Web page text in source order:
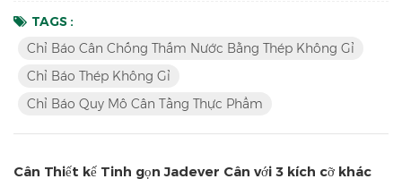
IP67, cũng có phiên bản đèn LED JIK-4ECSB. Đặc trưng: Độ
phân giải lên đến 1/30000 Chỉ báo cân chống thấm nước
nước với bàn phím cơ học Với chức năng giữ đỉnh & Chức
năng câ...
TAGS :
Chỉ Báo Cân Chống Thấm Nước Bằng Thép Không Gỉ
Chỉ Báo Thép Không Gỉ
Chỉ Báo Quy Mô Cân Tầng Thực Phẩm
Cân Thiết kế Tinh gọn Jadever Cân với 3 kích cỡ khác